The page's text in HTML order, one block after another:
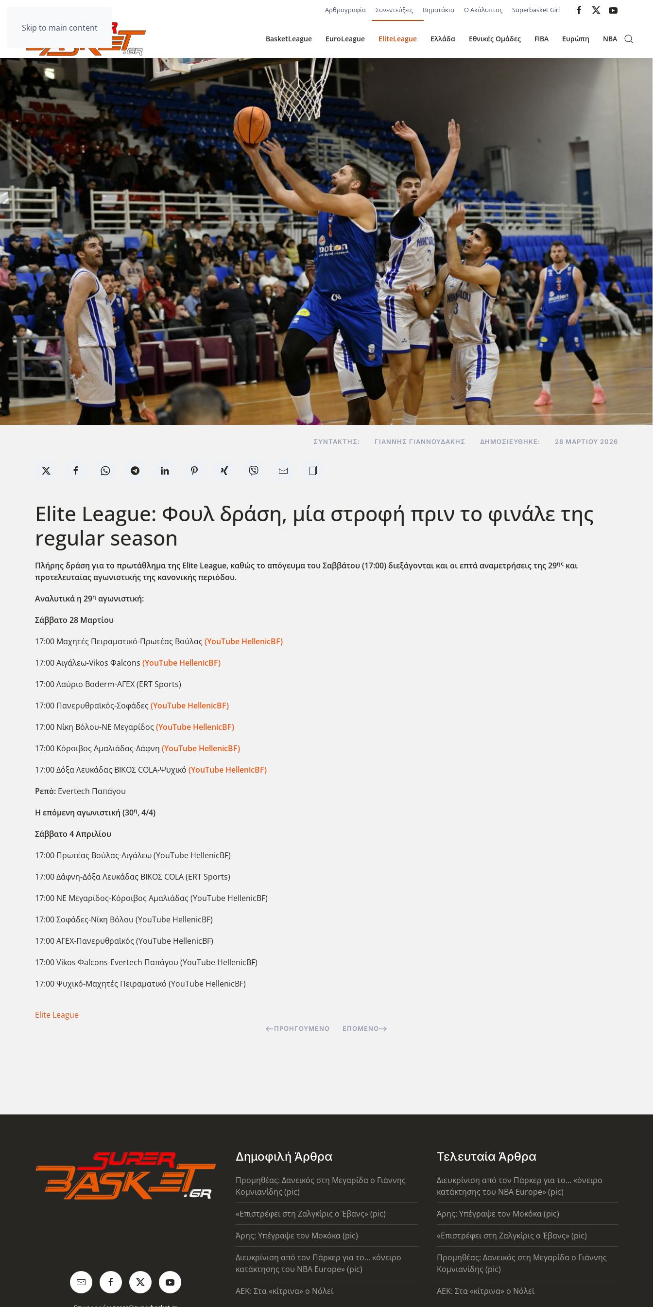
Skip to main content
Αρθρογραφία Συνεντεύξεις Βηματάκια Ο Ακάλυπτος Superbasket Girl
BasketLeague EuroLeague EliteLeague Ελλάδα Εθνικές Ομάδες FIBA Ευρώπη NBA
ΣΥΝΤΆΚΤΗΣ: ΓΙΆΝΝΗΣ ΓΙΑΝΝΟΥΔΆΚΗΣ ΔΗΜΟΣΙΕΎΘΗΚΕ: 28 ΜΑΡΤΊΟΥ 2026
Elite League: Φουλ δράση, μία στροφή πριν το φινάλε της
regular season
Πλήρης δράση για το πρωτάθλημα της Elite League, καθώς το απόγευμα του Σαββάτου (17:00) διεξάγονται και οι επτά αναμετρήσεις της 29ης και
προτελευταίας αγωνιστικής της κανονικής περιόδου.
Αναλυτικά η 29η αγωνιστική:
Σάββατο 28 Μαρτίου
17:00 Μαχητές Πειραματικό-Πρωτέας Βούλας(YouTube HellenicBF)
17:00 Αιγάλεω-Vikos Φalcons (YouTube HellenicBF)
17:00 Λαύριο Boderm-ΑΓΕΧ (ERT Sports)
17:00 Πανερυθραϊκός-Σοφάδες(YouTube HellenicBF)
17:00 Νίκη Βόλου-ΝΕ Μεγαρίδος(YouTube HellenicBF)
17:00 Κόροιβος Αμαλιάδας-Δάφνη (YouTube HellenicBF)
17:00 Δόξα Λευκάδας ΒΙΚΟΣ COLA-Ψυχικό (YouTube HellenicBF)
Ρεπό: Evertech Παπάγου
Η επόμενη αγωνιστική (30η, 4/4)
Σάββατο 4 Απριλίου
17:00 Πρωτέας Βούλας-Αιγάλεω (YouTube HellenicBF)
17:00 Δάφνη-Δόξα Λευκάδας ΒΙΚΟΣ COLA (ERT Sports)
17:00 ΝΕ Μεγαρίδος-Κόροιβος Αμαλιάδας (YouTube HellenicBF)
17:00 Σοφάδες-Νίκη Βόλου (YouTube HellenicBF)
17:00 ΑΓΕΧ-Πανερυθραϊκός (YouTube HellenicBF)
17:00 Vikos Φalcons-Evertech Παπάγου (YouTube HellenicBF)
17:00 Ψυχικό-Μαχητές Πειραματικό (YouTube HellenicBF)
Elite League
ΠΡΟΗΓΟΎΜΕΝΟ ΕΠΌΜΕΝΟ
Δημοφιλή Άρθρα
Προμηθέας: Δανεικός στη Μεγαρίδα ο Γιάννης
Κομνιανίδης (pic)
«Επιστρέφει στη Ζαλγκίρις ο Έβανς» (pic)
Άρης: Υπέγραψε τον Μοκόκα (pic)
Διευκρίνιση από τον Πάρκερ για το... «όνειρο
κατάκτησης του ΝΒΑ Europe» (pic)
AEK: Στα «κίτρινα» ο Νόλεϊ
Τελευταία Άρθρα
Διευκρίνιση από τον Πάρκερ για το... «όνειρο
κατάκτησης του ΝΒΑ Europe» (pic)
Άρης: Υπέγραψε τον Μοκόκα (pic)
«Επιστρέφει στη Ζαλγκίρις ο Έβανς» (pic)
Προμηθέας: Δανεικός στη Μεγαρίδα ο Γιάννης
Κομνιανίδης (pic)
AEK: Στα «κίτρινα» ο Νόλεϊ